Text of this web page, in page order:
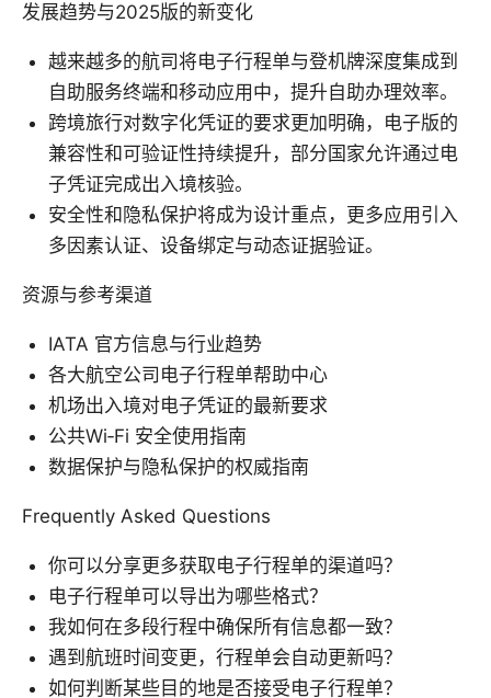
发展趋势与2025版的新变化
越来越多的航司将电子行程单与登机牌深度集成到
自助服务终端和移动应用中，提升自助办理效率。
跨境旅行对数字化凭证的要求更加明确，电子版的
兼容性和可验证性持续提升，部分国家允许通过电
子凭证完成出入境核验。
安全性和隐私保护将成为设计重点，更多应用引入
多因素认证、设备绑定与动态证据验证。
资源与参考渠道
IATA 官方信息与行业趋势
各大航空公司电子行程单帮助中心
机场出入境对电子凭证的最新要求
公共Wi‑Fi 安全使用指南
数据保护与隐私保护的权威指南
Frequently Asked Questions
你可以分享更多获取电子行程单的渠道吗？
电子行程单可以导出为哪些格式？
我如何在多段行程中确保所有信息都一致？
遇到航班时间变更，行程单会自动更新吗？
如何判断某些目的地是否接受电子行程单？